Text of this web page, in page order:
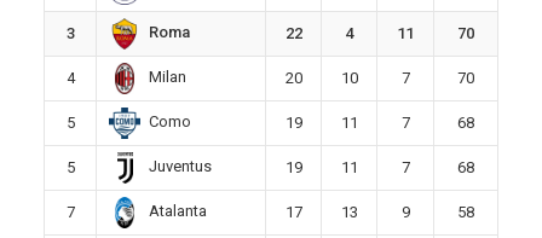
3 Roma 22 4 11 70
4 Milan 20 10 7 70
5 Como 19 11 7 68
5 Juventus 19 11 7 68
7 Atalanta 17 13 9 58